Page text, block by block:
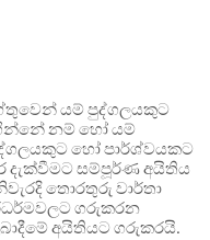
යම් පුද්ගලයකුට
නම් හෝ යම්
හෝ පාර්ශ්වයකට
දැක්වීමට සම්පූර්ණ අයිතිය
තොරතුරු වාර්තා
ගරුකරන
අයිතියට ගරුකරයි.